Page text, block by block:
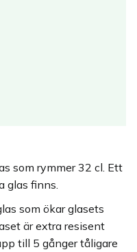
som rymmer 32 cl. Ett
glas finns.
som ökar glasets
är extra resisent
till 5 gånger tåligare